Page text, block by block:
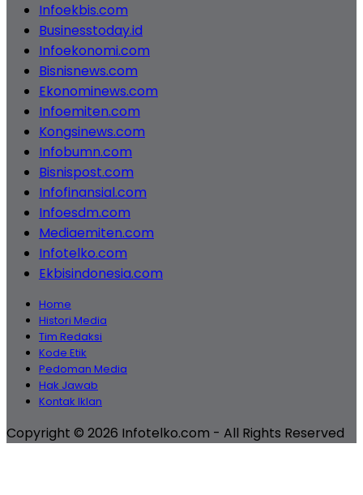
Infoekbis.com
Businesstoday.id
Infoekonomi.com
Bisnisnews.com
Ekonominews.com
Infoemiten.com
Kongsinews.com
Infobumn.com
Bisnispost.com
Infofinansial.com
Infoesdm.com
Mediaemiten.com
Infotelko.com
Ekbisindonesia.com
Home
Histori Media
Tim Redaksi
Kode Etik
Pedoman Media
Hak Jawab
Kontak Iklan
Copyright © 2026 Infotelko.com - All Rights Reserved